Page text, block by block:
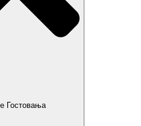
Гостовања